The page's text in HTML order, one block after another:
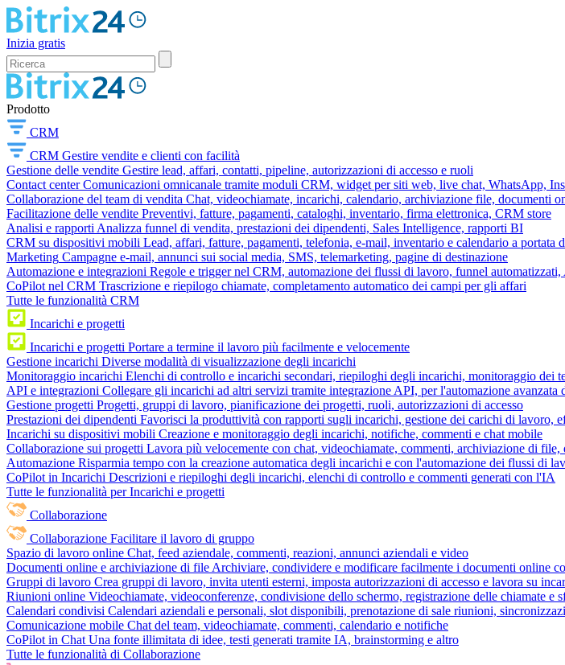
Inizia gratis
Prodotto
CRM
CRM Gestire vendite e clienti con facilità
Gestione delle vendite Gestire lead, affari, contatti, pipeline, autorizzazioni di accesso e ruoli
Contact center Comunicazioni omnicanale tramite moduli CRM, widget per siti web, live chat, WhatsApp,
Collaborazione del team di vendita Chat, videochiamate, incarichi, calendario, archiviazione file, documenti
Facilitazione delle vendite Preventivi, fatture, pagamenti, cataloghi, inventario, firma elettronica, CRM store
Analisi e rapporti Analizza funnel di vendita, prestazioni dei dipendenti, Sales Intelligence, rapporti BI
CRM su dispositivi mobili Lead, affari, fatture, pagamenti, telefonia, e-mail, inventario e calendario a portata
Marketing Campagne e-mail, annunci sui social media, SMS, telemarketing, pagine di destinazione
Automazione e integrazioni Regole e trigger nel CRM, automazione dei flussi di lavoro, funnel automatizzati,
CoPilot nel CRM Trascrizione e riepilogo chiamate, completamento automatico dei campi per gli affari
Tutte le funzionalità CRM
Incarichi e progetti
Incarichi e progetti Portare a termine il lavoro più facilmente e velocemente
Gestione incarichi Diverse modalità di visualizzazione degli incarichi
Monitoraggio incarichi Elenchi di controllo e incarichi secondari, riepiloghi degli incarichi, monitoraggio dei
API e integrazioni Collegare gli incarichi ad altri servizi tramite integrazione API, per l'automazione avanzata
Gestione progetti Progetti, gruppi di lavoro, pianificazione dei progetti, ruoli, autorizzazioni di accesso
Prestazioni dei dipendenti Favorisci la produttività con rapporti sugli incarichi, gestione dei carichi di lavoro,
Incarichi su dispositivi mobili Creazione e monitoraggio degli incarichi, notifiche, commenti e chat mobile
Collaborazione sui progetti Lavora più velocemente con chat, videochiamate, commenti, archiviazione di
Automazione Risparmia tempo con la creazione automatica degli incarichi e con l'automazione dei flussi di
CoPilot in Incarichi Descrizioni e riepiloghi degli incarichi, elenchi di controllo e commenti generati con l'IA
Tutte le funzionalità per Incarichi e progetti
Collaborazione
Collaborazione Facilitare il lavoro di gruppo
Spazio di lavoro online Chat, feed aziendale, commenti, reazioni, annunci aziendali e video
Documenti online e archiviazione di file Archiviare, condividere e modificare facilmente i documenti online
Gruppi di lavoro Crea gruppi di lavoro, invita utenti esterni, imposta autorizzazioni di accesso e lavora su
Riunioni online Videochiamate, videoconferenze, condivisione dello schermo, registrazione delle chiamate e
Calendari condivisi Calendari aziendali e personali, slot disponibili, prenotazione di sale riunioni,
Comunicazione mobile Chat del team, videochiamate, commenti, calendario e notifiche
CoPilot in Chat Una fonte illimitata di idee, testi generati tramite IA, brainstorming e altro
Tutte le funzionalità di Collaborazione